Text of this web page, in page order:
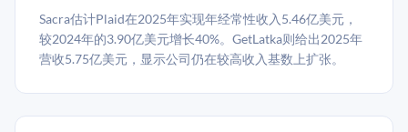
Sacra估计Plaid在2025年实现年经常性收入5.46亿美元，
较2024年的3.90亿美元增长40%。GetLatka则给出2025年
营收5.75亿美元，显示公司仍在较高收入基数上扩张。